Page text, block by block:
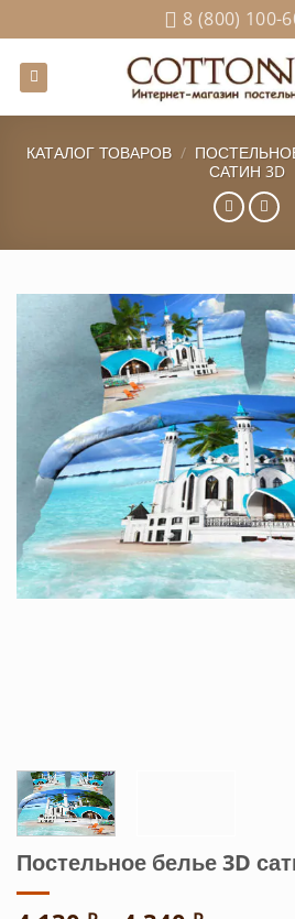
to
content
8 (800) 100-
КАТАЛОГ ТОВАРОВ /
САТИН 3D
Постельное белье 3D